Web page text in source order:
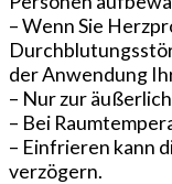
– Wenn Sie
der Anwendung
– Nur zur
– Bei
– Einfrieren kann
verzögern.